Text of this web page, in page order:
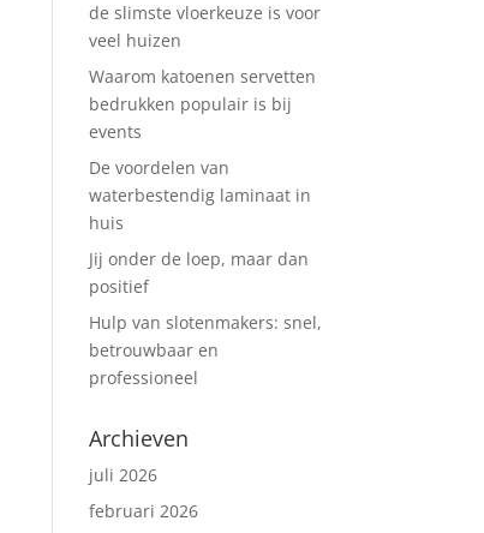
de slimste vloerkeuze is voor
veel huizen
Waarom katoenen servetten
bedrukken populair is bij
events
De voordelen van
waterbestendig laminaat in
huis
Jij onder de loep, maar dan
positief
Hulp van slotenmakers: snel,
betrouwbaar en
professioneel
Archieven
juli 2026
februari 2026